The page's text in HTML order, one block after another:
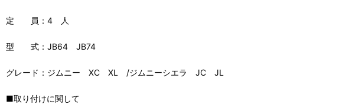
定 員：4 人
型 式：JB64 JB74
グレード：ジムニー XC XL /ジムニーシエラ JC JL
■取り付けに関して